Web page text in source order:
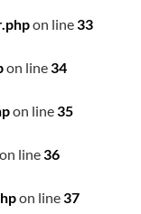
on line33
on line34
on line35
on line36
on line37